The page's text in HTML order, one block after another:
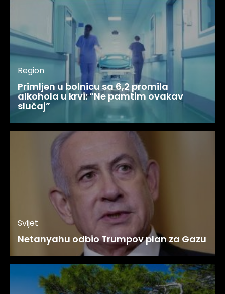
Region
Primljen u bolnicu sa 6,2 promila
alkohola u krvi: “Ne pamtim ovakav
slučaj”
Svijet
Netanyahu odbio Trumpov plan za Gazu